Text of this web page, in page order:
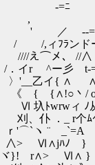
ﾆ
ミ
、
//∧
ゝt‐=∨
∧ ∧ !:.|
丶/ oi l
ィ ﾉ
¨ゝ
′,、
Ⅵ∧ }